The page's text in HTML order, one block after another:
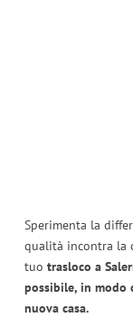
Sperimenta la
qualità incontra la
tuo trasloco a
possibile, in modo
nuova casa.